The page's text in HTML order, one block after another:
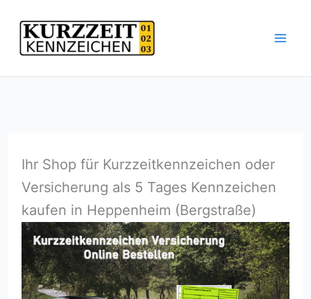
Inhalt
springen
Ihr Shop für Kurzzeitkennzeichen oder
Versicherung als 5 Tages Kennzeichen
kaufen in Heppenheim (Bergstraße)